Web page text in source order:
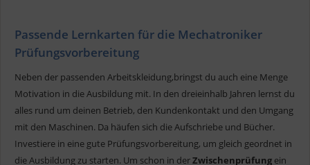
Passende Lernkarten für die Mechatroniker
Prüfungsvorbereitung
Neben der passenden Arbeitskleidung,bringst du auch eine Menge
Motivation in die Ausbildung mit. In den dreieinhalb Jahren lernst du
alles rund um deinen Betrieb, den Kundenkontakt und den Umgang
mit den Maschinen. Da häufen sich die Aufschriebe und Bücher.
Investiere in eine gute Prüfungsvorbereitung, um gleich geordnet in
die Ausbildung zu starten. Um schon in derZwischenprüfung ein